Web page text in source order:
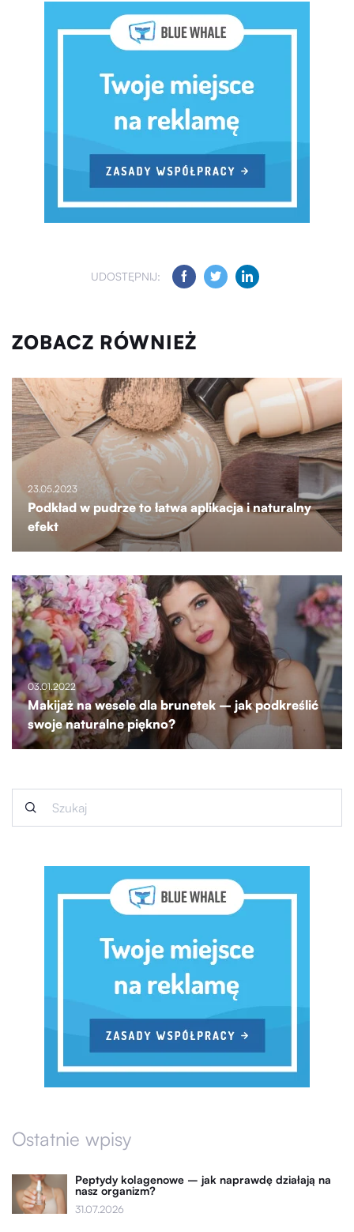
UDOSTĘPNIJ:
ZOBACZ RÓWNIEŻ
23.05.2023
Podkład w pudrze to łatwa aplikacja i naturalny
efekt
03.01.2022
Makijaż na wesele dla brunetek – jak podkreślić
swoje naturalne piękno?
Ostatnie wpisy
Peptydy kolagenowe – jak naprawdę działają na
nasz organizm?
31.07.2026